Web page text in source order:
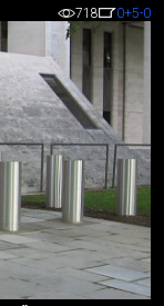
718 0+5-0